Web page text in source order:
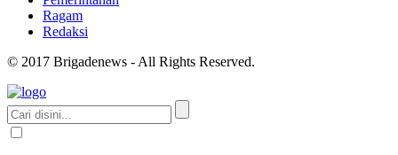
Ragam
Redaksi
© 2017 Brigadenews - All Rights Reserved.